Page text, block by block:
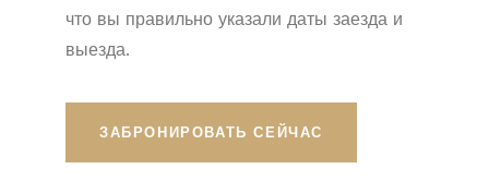
что вы правильно указали даты заезда и
выезда.
ЗАБРОНИРОВАТЬ СЕЙЧАС